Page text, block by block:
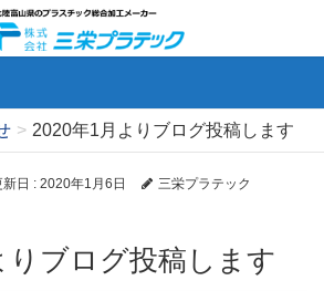
2020年1月よりブログ投稿します
新日 : 2020年1月6日
三栄プラテック
りブログ投稿します